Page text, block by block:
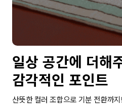
일상 공간에 더해
감각적인 포인트
산뜻한 컬러 조합으로 기분 전환까지!